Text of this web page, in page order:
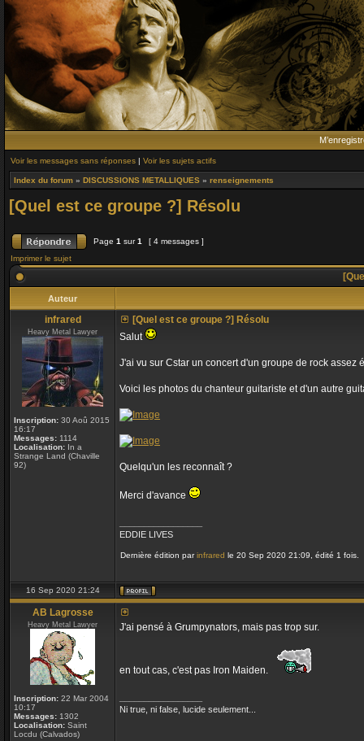
Voir les messages sans réponses | Voir les sujets actifs
Index du forum » DISCUSSIONS METALLIQUES » renseignements
[Quel est ce groupe ?] Résolu
Page 1 sur1
[ 4 messages ]
Imprimer le sujet
Auteur
infrared
Heavy Metal Lawyer
Inscription: 30 Aoû 2015
16:17
Messages: 1114
Localisation: In a
Strange Land (Chaville
92)
[Quel est ce groupe ?] Résolu
Salut
J'ai vu sur Cstar un concert d'un groupe de rock
Voici les photos du chanteur guitariste et d'un autre
Quelqu'un les reconnaît ?
Merci d'avance
EDDIE LIVES
Dernière édition parinfrared le 20 Sep 2020 21:09, édité 1 fois.
16 Sep 2020 21:24
AB Lagrosse
Heavy Metal Lawyer
Inscription: 22 Mar 2004
10:17
Messages: 1302
Localisation: Saint
Locdu (Calvados)
J'ai pensé à Grumpynators, mais pas trop sur.
en tout cas, c'est pas Iron Maiden.
Ni true, ni false, lucide seulement...